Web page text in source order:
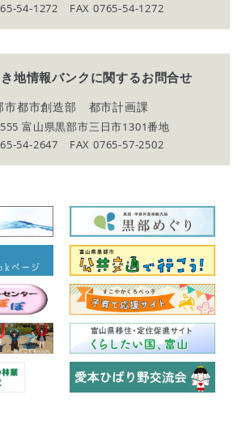
54-1272 FAX 0765-54-1272
地情報バンクに関するお問合せ
市都市創造部 都市計画課
富山県黒部市三日市1301番地
54-2647 FAX 0765-57-2502